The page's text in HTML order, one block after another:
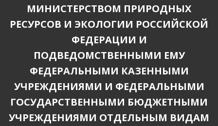
МИНИСТЕРСТВОМ ПРИРОДНЫХ
РЕСУРСОВ И ЭКОЛОГИИ РОССИЙСКОЙ
ФЕДЕРАЦИИ И
ПОДВЕДОМСТВЕННЫМИ ЕМУ
ФЕДЕРАЛЬНЫМИ КАЗЕННЫМИ
УЧРЕЖДЕНИЯМИ И ФЕДЕРАЛЬНЫМИ
ГОСУДАРСТВЕННЫМИ БЮДЖЕТНЫМИ
УЧРЕЖДЕНИЯМИ ОТДЕЛЬНЫМ ВИДАМ